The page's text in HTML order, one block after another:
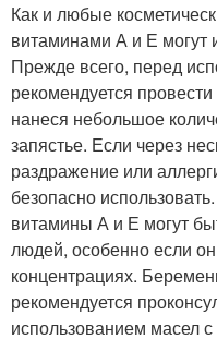
Как и любые
витаминами А и Е могут
Прежде всего, перед
рекомендуется провести
нанеся небольшое
запястье. Если через
раздражение или
безопасно
витамины А и Е могут
людей, особенно если
концентрациях.
рекомендуется
использованием масел